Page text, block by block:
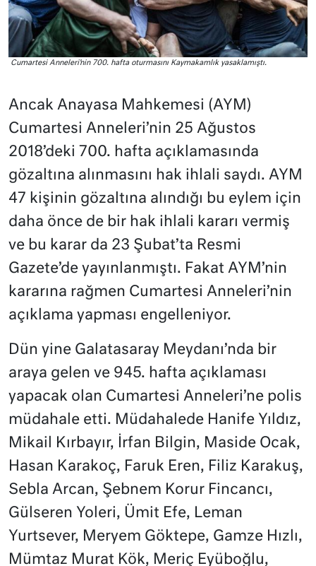
Cumartesi Anneleri’nin 700. hafta oturmasını Kaymakamlık yasaklamıştı.
Ancak Anayasa Mahkemesi (AYM)
Cumartesi Anneleri’nin 25 Ağustos
2018’deki 700. hafta açıklamasında
gözaltına alınmasını hak ihlali saydı. AYM
47 kişinin gözaltına alındığı bu eylem için
daha önce de bir hak ihlali kararı vermiş
ve bu karar da 23 Şubat’ta Resmi
Gazete’de yayınlanmıştı. Fakat AYM’nin
kararına rağmen Cumartesi Anneleri’nin
açıklama yapması engelleniyor.
Dün yine Galatasaray Meydanı’nda bir
araya gelen ve 945. hafta açıklaması
yapacak olan Cumartesi Anneleri’ne polis
müdahale etti. Müdahalede Hanife Yıldız,
Mikail Kırbayır, İrfan Bilgin, Maside Ocak,
Hasan Karakoç, Faruk Eren, Filiz Karakuş,
Sebla Arcan, Şebnem Korur Fincancı,
Gülseren Yoleri, Ümit Efe, Leman
Yurtsever, Meryem Göktepe, Gamze Hızlı,
Mümtaz Murat Kök, Meriç Eyüboğlu,